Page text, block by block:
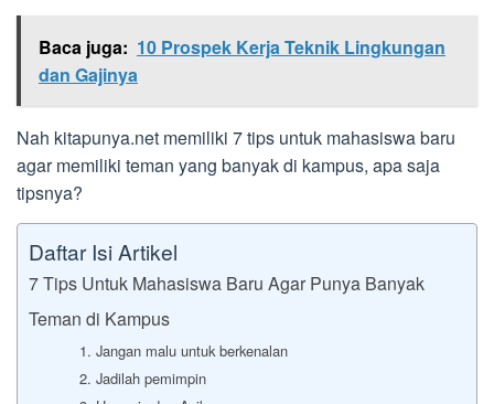
Baca juga: 10 Prospek Kerja Teknik Lingkungan
dan Gajinya
Nah kitapunya.net memiliki 7 tips untuk mahasiswa baru
agar memiliki teman yang banyak di kampus, apa saja
tipsnya?
Daftar Isi Artikel
7 Tips Untuk Mahasiswa Baru Agar Punya Banyak
Teman di Kampus
1. Jangan malu untuk berkenalan
2. Jadilah pemimpin